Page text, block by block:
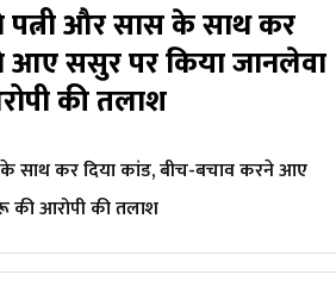
और सास के साथ कर
आए ससुर पर किया जानलेवा
की तलाश
साथ कर दिया कांड, बीच-बचाव करने आए
की आरोपी की तलाश